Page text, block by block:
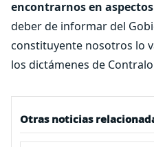
encontrarnos en
deber de informar del
constituyente nosotros lo
los dictámenes de
Otras noticias